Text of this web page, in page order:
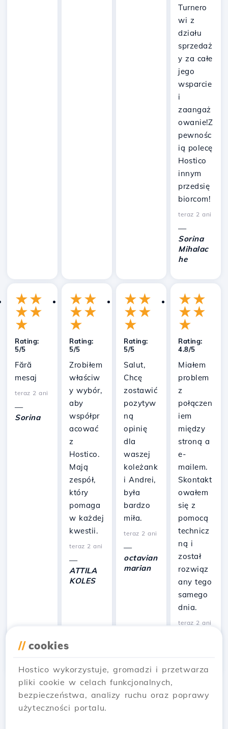
Turnero
wi z
działu
sprzedaż
y za całe
jego
wsparcie
i
zaangaż
owanie!Z
pewnośc
ią polecę
Hostico
innym
przedsię
biorcom!
teraz 2 ani
—
Sorina
Mihalac
he
★★
★★
★
Rating:
5/5
Fără
mesaj
teraz 2 ani
—
Sorina
★★
★★
★
Rating:
5/5
Zrobiłem
właściw
y wybór,
aby
współpr
acować
z
Hostico.
Mają
zespół,
który
pomaga
w każdej
kwestii.
teraz 2 ani
—
ATTILA
KOLES
★★
★★
★
Rating:
5/5
Salut,
Chcę
zostawić
pozytyw
ną
opinię
dla
waszej
koleżank
i Andrei,
była
bardzo
miła.
teraz 2 ani
—
octavian
marian
★★
★★
★
Rating:
4.8/5
Miałem
problem
z
połączen
iem
między
stroną a
e-
mailem.
Skontakt
owałem
się z
pomocą
technicz
ną i
został
rozwiąz
any tego
samego
dnia.
teraz 2 ani
← Prev 1 2 3 4
// cookies
Hostico wykorzystuje, gromadzi i przetwarza
pliki cookie w celach funkcjonalnych,
bezpieczeństwa, analizy ruchu oraz poprawy
użyteczności portalu.